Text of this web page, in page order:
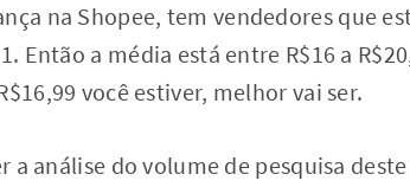
na Shopee, tem vendedores que
Então a média está entre R$16 a
você estiver, melhor vai ser.
a análise do volume de pesquisa